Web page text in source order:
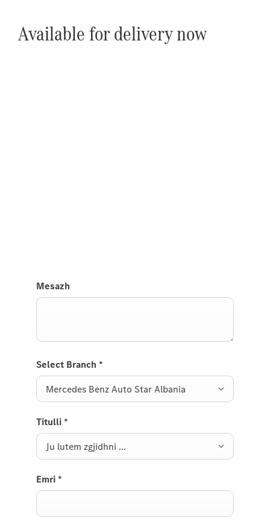
Available for delivery now
Mesazh
Select Branch *
Mercedes Benz Auto Star Albania
Titulli *
Ju lutem zgjidhni ...
Emri *